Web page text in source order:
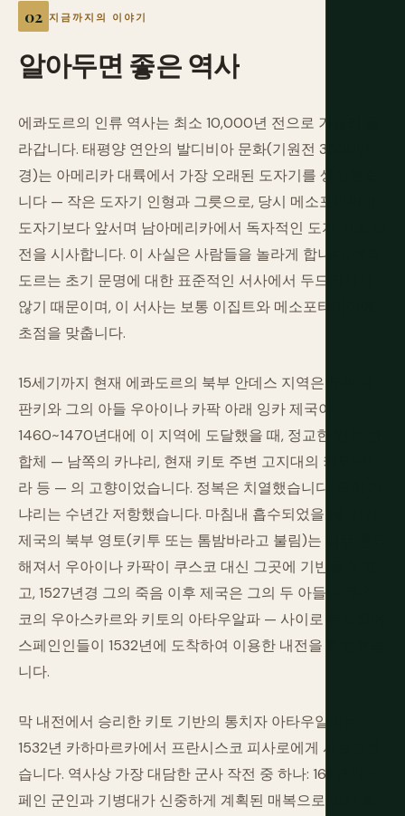
지금까지의 이야기
알아두면 좋은 역사
에콰도르의 인류 역사는 최소 10,000년 전으로 거슬러 올
라갑니다. 태평양 연안의 발디비아 문화(기원전 3500년
경)는 아메리카 대륙에서 가장 오래된 도자기를 생산했습
니다 — 작은 도자기 인형과 그릇으로, 당시 메소포타미아
도자기보다 앞서며 남아메리카에서 독자적인 도자 기술 발
전을 시사합니다. 이 사실은 사람들을 놀라게 합니다. 에콰
도르는 초기 문명에 대한 표준적인 서사에서 두드러지지
않기 때문이며, 이 서사는 보통 이집트와 메소포타미아에
초점을 맞춥니다.
15세기까지 현재 에콰도르의 북부 안데스 지역은 투팍 유
판키와 그의 아들 우아이나 카팍 아래 잉카 제국이
1460~1470년대에 이 지역에 도달했을 때, 정교한 민족 연
합체 — 남쪽의 카냐리, 현재 키토 주변 고지대의 키투-카
라 등 — 의 고향이었습니다. 정복은 치열했습니다. 특히 카
냐리는 수년간 저항했습니다. 마침내 흡수되었을 때, 잉카
제국의 북부 영토(키투 또는 톰밤바라고 불림)는 너무 중요
해져서 우아이나 카팍이 쿠스코 대신 그곳에 기반을 두었
고, 1527년경 그의 죽음 이후 제국은 그의 두 아들 — 쿠스
코의 우아스카르와 키토의 아타우알파 — 사이로 분할되어
스페인인들이 1532년에 도착하여 이용한 내전을 촉발했습
니다.
막 내전에서 승리한 키토 기반의 통치자 아타우알파는
1532년 카하마르카에서 프란시스코 피사로에게 사로잡혔
습니다. 역사상 가장 대담한 군사 작전 중 하나: 168명의 스
페인 군인과 기병대가 신중하게 계획된 매복으로 잉카 황